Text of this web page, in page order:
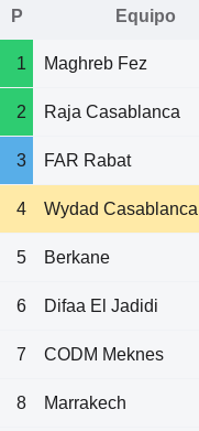
P Equipo
1 Maghreb Fez
2 Raja Casablanca
3 FAR Rabat
4 Wydad Casablanca
5 Berkane
6 Difaa El Jadidi
7 CODM Meknes
8 Marrakech